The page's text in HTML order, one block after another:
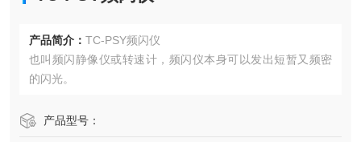
产品简介： TC-PSY频闪仪
也叫频闪静像仪或转速计，频闪仪本身可以发出短暂又频密
的闪光。
产品型号：